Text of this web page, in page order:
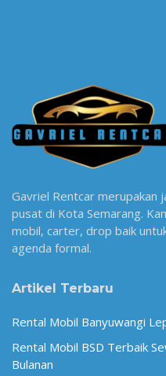
Gavriel Rentcar merupakan
pusat di Kota Semarang.
mobil, carter, drop baik
agenda formal.
Artikel Terbaru
Rental Mobil Banyuwangi
Rental Mobil BSD Terbaik
Bulanan